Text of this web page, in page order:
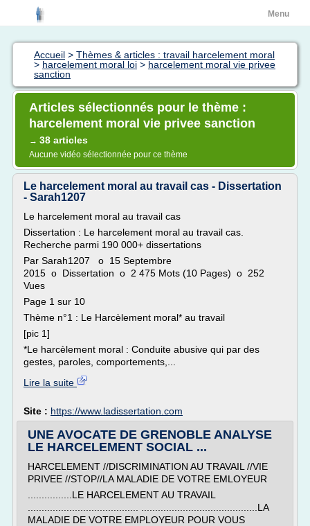
Menu
Accueil > Thèmes & articles : travail harcelement moral
> harcelement moral loi > harcelement moral vie privee
sanction
Articles sélectionnés pour le thème :
harcelement moral vie privee sanction
→ 38 articles
Aucune vidéo sélectionnée pour ce thème
Le harcelement moral au travail cas - Dissertation
- Sarah1207
Le harcelement moral au travail cas
Dissertation : Le harcelement moral au travail cas.
Recherche parmi 190 000+ dissertations
Par Sarah1207 o 15 Septembre
2015 o Dissertation o 2 475 Mots (10 Pages) o 252
Vues
Page 1 sur 10
Thème n°1 : Le Harcèlement moral* au travail
[pic 1]
*Le harcèlement moral : Conduite abusive qui par des
gestes, paroles, comportements,...
Lire la suite
Site : https://www.ladissertation.com
UNE AVOCATE DE GRENOBLE ANALYSE
LE HARCELEMENT SOCIAL ...
HARCELEMENT //DISCRIMINATION AU TRAVAIL //VIE
PRIVEE //STOP//LA MALADIE DE VOTRE EMLOYEUR
................LE HARCELEMENT AU TRAVAIL
........................................ ..........................................LA
MALADIE DE VOTRE EMPLOYEUR POUR VOUS